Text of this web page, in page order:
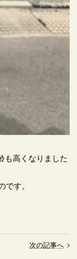
も高くなりました
です。
次の記事へ